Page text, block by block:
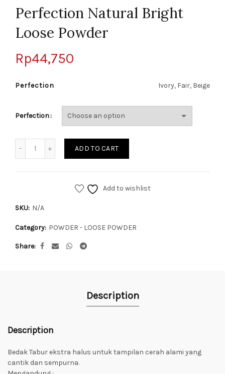
Perfection Natural Bright
Loose Powder
Rp44,750
Perfection Ivory, Fair, Beige
Perfection
Quantity
ADD TO CART
Add to wishlist
SKU: N/A
Category: POWDER - LOOSE POWDER
Share
Description
Description
Bedak Tabur ekstra halus untuk tampilan cerah alami yang
cantik dan sempurna.